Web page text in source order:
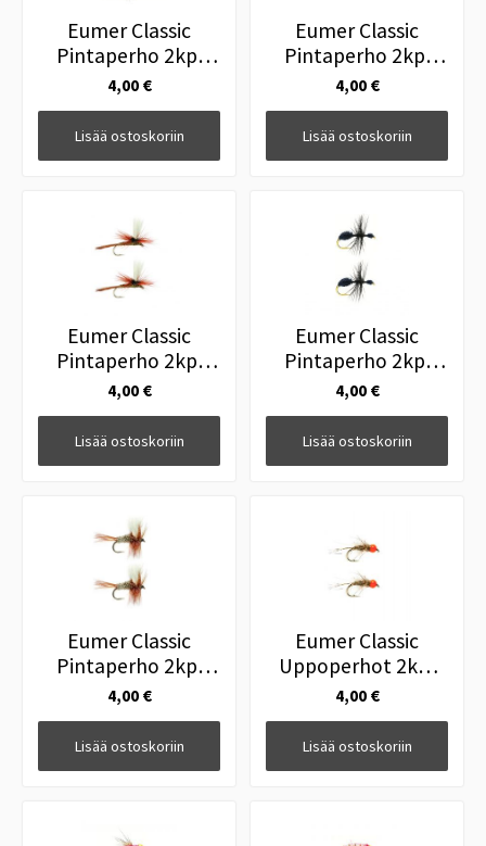
Eumer Classic
Pintaperho 2kpl
Goddard Sedge
Natural #12
4,00 €
Lisää ostoskoriin
Eumer Classic
Pintaperho 2kpl
Foam Klink H/Ear
#12
4,00 €
Lisää ostoskoriin
Eumer Classic
Pintaperho 2kpl
ParachuteGreenwell's
#14
4,00 €
Lisää ostoskoriin
Eumer Classic
Pintaperho 2kpl
Black Ant #14
4,00 €
Lisää ostoskoriin
Eumer Classic
Pintaperho 2kpl
Irresistible #12
4,00 €
Lisää ostoskoriin
Eumer Classic
Uppoperhot 2kpl
H/EarOrange #12
4,00 €
Lisää ostoskoriin